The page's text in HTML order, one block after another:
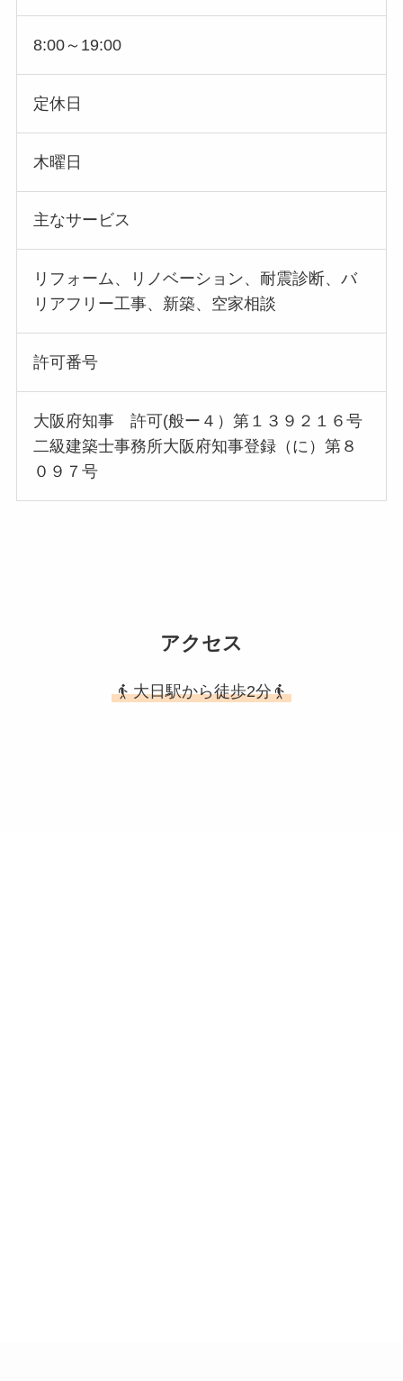
8:00～19:00
定休日
木曜日
主なサービス
リフォーム、リノベーション、耐震診断、バ
リアフリー工事、新築、空家相談
許可番号
大阪府知事 許可(般ー４）第１３９２１６号
二級建築士事務所大阪府知事登録（に）第８
０９７号
アクセス
大日駅から徒歩2分